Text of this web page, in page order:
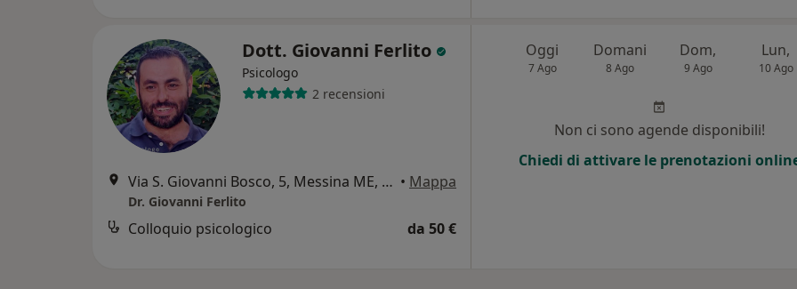
Dott. Giovanni Ferlito
Psicologo
2 recensioni
Via S. Giovanni Bosco, 5, Messina ME, Messina • Mappa
Dr. Giovanni Ferlito
Colloquio psicologico da 50 €
Oggi
7 Ago
Domani
8 Ago
Dom,
9 Ago
Lun,
10 Ago
Non ci sono agende disponibili!
Chiedi di attivare le prenotazioni